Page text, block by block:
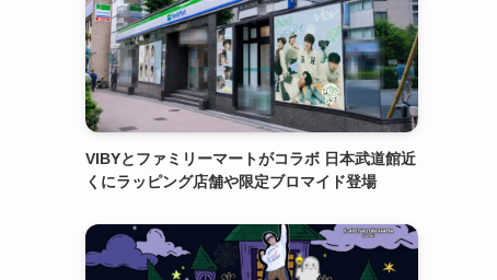
VIBYとファミリーマートがコラボ 日本武道館近
くにラッピング店舗や限定ブロマイド登場